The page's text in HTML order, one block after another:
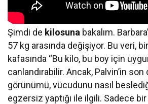
Şimdi de kilosuna bakalım.
57 kg arasında değişiyor. Bu veri,
kafasında “Bu kilo, bu boy için
canlandırabilir. Ancak, Palvin’in
görünümü, vücudunu nasıl
egzersiz yaptığı ile ilgili. Sadece bir